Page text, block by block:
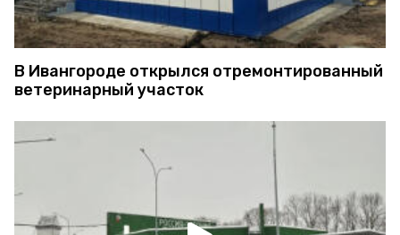
В Ивангороде открылся отремонтированный
ветеринарный участок